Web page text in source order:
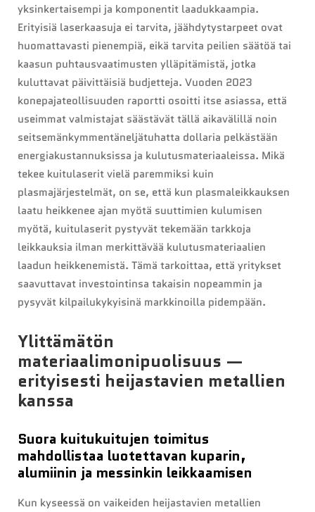
yksinkertaisempi ja komponentit laadukkaampia.
Erityisiä laserkaasuja ei tarvita, jäähdytystarpeet ovat
huomattavasti pienempiä, eikä tarvita peilien säätöä tai
kaasun puhtausvaatimusten ylläpitämistä, jotka
kuluttavat päivittäisiä budjetteja. Vuoden 2023
konepajateollisuuden raportti osoitti itse asiassa, että
useimmat valmistajat säästävät tällä aikavälillä noin
seitsemänkymmentäneljätuhatta dollaria pelkästään
energiakustannuksissa ja kulutusmateriaaleissa. Mikä
tekee kuitulaserit vielä paremmiksi kuin
plasmajärjestelmät, on se, että kun plasmaleikkauksen
laatu heikkenee ajan myötä suuttimien kulumisen
myötä, kuitulaserit pystyvät tekemään tarkkoja
leikkauksia ilman merkittävää kulutusmateriaalien
laadun heikkenemistä. Tämä tarkoittaa, että yritykset
saavuttavat investointinsa takaisin nopeammin ja
pysyvät kilpailukykyisinä markkinoilla pidempään.
Ylittämätön
materiaalimonipuolisuus —
erityisesti heijastavien metallien
kanssa
Suora kuitukuitujen toimitus
mahdollistaa luotettavan kuparin,
alumiinin ja messinkin leikkaamisen
Kun kyseessä on vaikeiden heijastavien metallien